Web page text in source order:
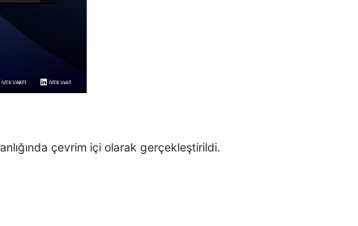
çevrim içi olarak gerçekleştirildi.